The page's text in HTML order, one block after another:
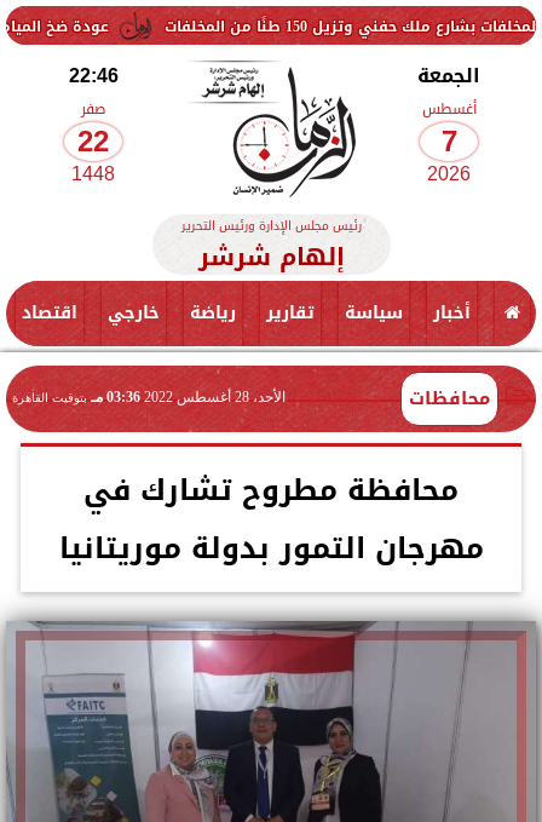
عودة ضخ المياه تدريجيًا 150 طنًا من المخلفات
الجمعة
أغسطس
7
2026
22:46
صفر
22
1448
رئيس مجلس الإدارة ورئيس التحرير
إلهام شرشر
أخبار سياسة تقارير رياضة خارجي اقتصاد
محافظات الأحد، 28 أغسطس 2022 03:36 مـ بتوقيت القاهرة
محافظة مطروح تشارك في
مهرجان التمور بدولة موريتانيا